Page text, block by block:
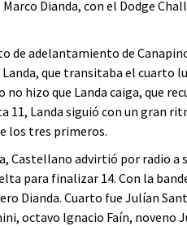
Dianda, con el Dodge
de adelantamiento de
que transitaba el cuarto
hizo que Landa caiga, que
11, Landa siguió con un gran
los tres primeros.
Castellano advirtió por radio a
para finalizar 14. Con la
Dianda. Cuarto fue Julían
octavo Ignacio Faín, noveno